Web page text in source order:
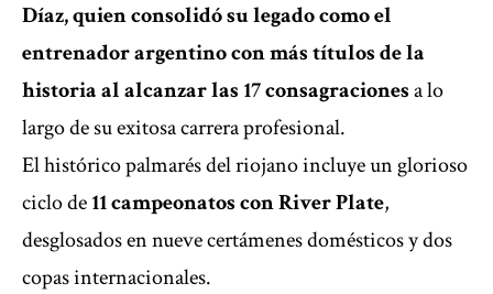
Díaz, quien consolidó su legado como el
entrenador argentino con más títulos de la
historia al alcanzar las 17 consagracionesa lo
largo de su exitosa carrera profesional.
El histórico palmarés del riojano incluye un glorioso
ciclo de11 campeonatos con River Plate,
desglosados en nueve certámenes domésticos y dos
copas internacionales.